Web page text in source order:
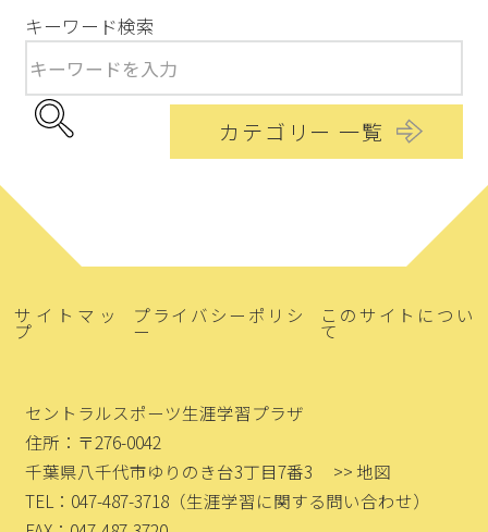
キーワード検索
カテゴリー 一覧
サイトマッ
プ
プライバシーポリシ
ー
このサイトについ
て
セントラルスポーツ生涯学習プラザ
住所：〒276-0042
千葉県八千代市ゆりのき台3丁目7番3
>> 地図
TEL：047-487-3718 （生涯学習に関する問い合わせ）